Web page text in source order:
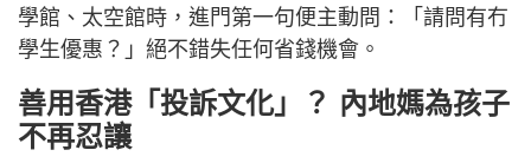
學館、太空館時，進門第一句便主動問：「請問有冇
學生優惠？」絕不錯失任何省錢機會。
善用香港「投訴文化」？ 內地媽為孩子
不再忍讓